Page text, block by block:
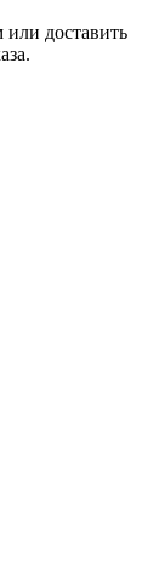
или доставить